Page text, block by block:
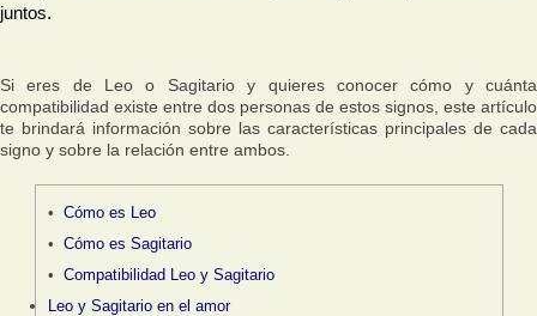
juntos.
Si eres de Leo o Sagitario y quieres conocer cómo y cuánta
compatibilidad existe entre dos personas de estos signos, este artículo
te brindará información sobre las características principales de cada
signo y sobre la relación entre ambos.
Cómo es Leo
Cómo es Sagitario
Compatibilidad Leo y Sagitario
Leo y Sagitario en el amor